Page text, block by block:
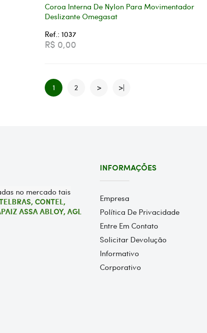
Coroa Interna De Nylon Para Movimentador
Deslizante Omegasat
Ref.: 1037
R$ 0,00
1 2 > >|
no mercado tais
CONTEL,
ASSA ABLOY, AGL
INFORMAÇÕES
Empresa
Política De Privacidade
Entre Em Contato
Solicitar Devolução
Informativo
Corporativo